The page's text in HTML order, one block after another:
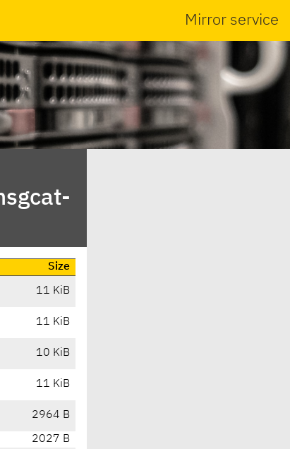
Mirror service
Size
11 KiB
11 KiB
10 KiB
11 KiB
2964 B
2027 B